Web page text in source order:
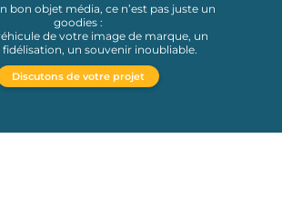
bon objet média, ce n’est pas juste un
goodies :
de votre image de marque, un
un souvenir inoubliable.
Discutons de votre projet